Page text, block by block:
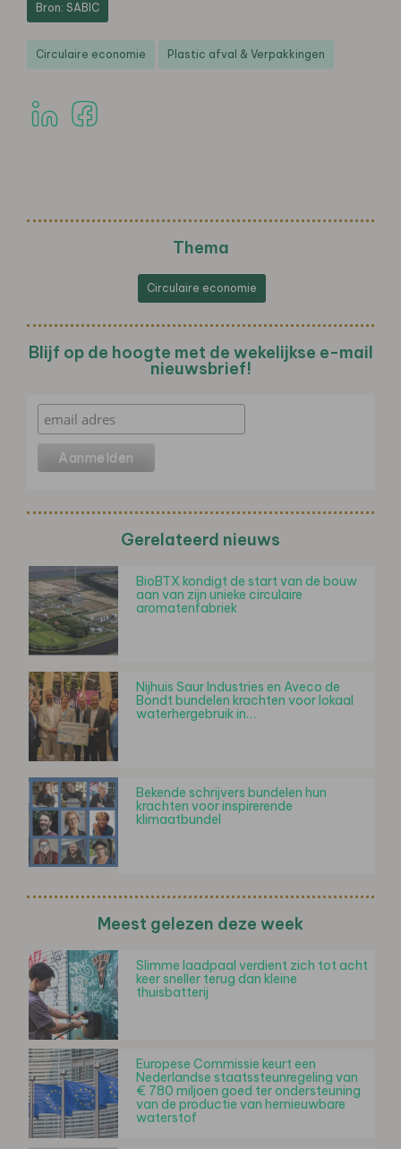
Bron: SABIC
Circulaire economie Plastic afval & Verpakkingen
Thema
Circulaire economie
Blijf op de hoogte met de wekelijkse e-mail
nieuwsbrief!
Gerelateerd nieuws
BioBTX kondigt de start van de bouw
aan van zijn unieke circulaire
aromatenfabriek
Nijhuis Saur Industries en Aveco de
Bondt bundelen krachten voor lokaal
waterhergebruik in…
Bekende schrijvers bundelen hun
krachten voor inspirerende
klimaatbundel
Meest gelezen deze week
Slimme laadpaal verdient zich tot acht
keer sneller terug dan kleine
thuisbatterij
Europese Commissie keurt een
Nederlandse staatssteunregeling van
€ 780 miljoen goed ter ondersteuning
van de productie van hernieuwbare
waterstof